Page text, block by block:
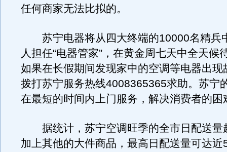
任何商家无法比拟的。
苏宁电器将从四大终端的10000名精兵
人担任“电器管家”，在黄金周七天中全天候
如果在长假期间发现家中的空调等电器出现
拨打苏宁服务热线4008365365求助。苏宁
在最短的时间内上门服务，解决消费者的困
据统计，苏宁空调旺季的全市日配送量
加上其他的大件商品，最高日配送量可达近